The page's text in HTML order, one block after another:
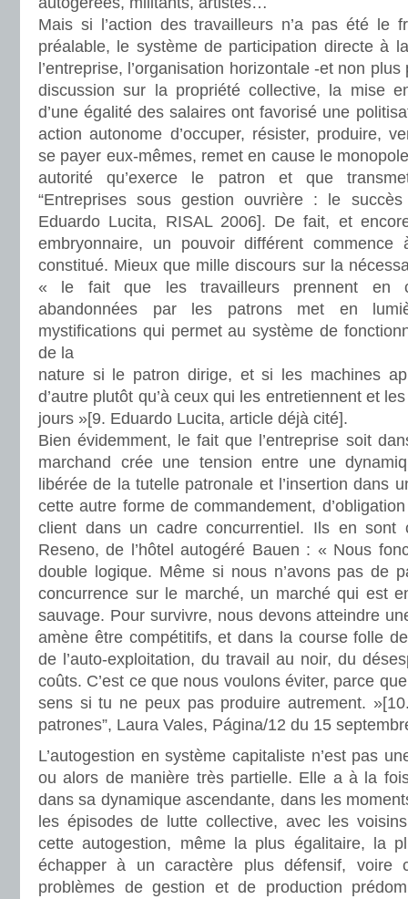
Mais si l’action des travailleurs n’a pas été le
préalable, le système de participation directe à
l’entreprise, l’organisation horizontale -et non
discussion sur la propriété collective, la mise
d’une égalité des salaires ont favorisé une
action autonome d’occuper, résister, produire,
se payer eux-mêmes, remet en cause le
autorité qu’exerce le patron et que
“Entreprises sous gestion ouvrière : le
Eduardo Lucita, RISAL 2006]. De fait, et
embryonnaire, un pouvoir différent commence
constitué. Mieux que mille discours sur la
« le fait que les travailleurs prennent en
abandonnées par les patrons met en
mystifications qui permet au système de
de la
nature si le patron dirige, et si les machines
d’autre plutôt qu’à ceux qui les entretiennent et
jours »[9. Eduardo Lucita, article déjà cité].
Bien évidemment, le fait que l’entreprise soit
marchand crée une tension entre une
libérée de la tutelle patronale et l’insertion dans
cette autre forme de commandement,
client dans un cadre concurrentiel. Ils en sont
Reseno, de l’hôtel autogéré Bauen : « Nous
double logique. Même si nous n’avons pas de
concurrence sur le marché, un marché qui est
sauvage. Pour survivre, nous devons atteindre
amène être compétitifs, et dans la course folle
de l’auto-exploitation, du travail au noir, du
coûts. C’est ce que nous voulons éviter, parce
sens si tu ne peux pas produire autrement.
patrones”, Laura Vales, Página/12 du 15
L’autogestion en système capitaliste n’est pas
ou alors de manière très partielle. Elle a à la
dans sa dynamique ascendante, dans les
les épisodes de lutte collective, avec les
cette autogestion, même la plus égalitaire, la
échapper à un caractère plus défensif, voire
problèmes de gestion et de production